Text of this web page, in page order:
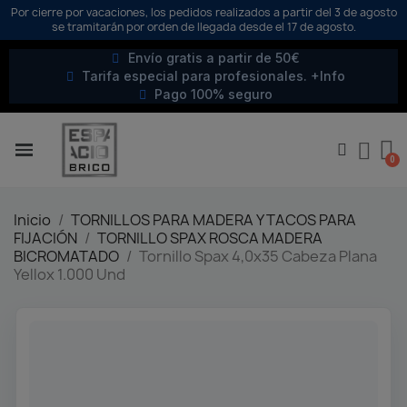
Por cierre por vacaciones, los pedidos realizados a partir del 3 de agosto
se tramitarán por orden de llegada desde el 17 de agosto.
Envío gratis a partir de 50€
Tarifa especial para profesionales. +Info
Pago 100% seguro
Inicio
TORNILLOS PARA MADERA Y TACOS PARA
FIJACIÓN
TORNILLO SPAX ROSCA MADERA
BICROMATADO
Tornillo Spax 4,0x35 Cabeza Plana
Yellox 1.000 Und